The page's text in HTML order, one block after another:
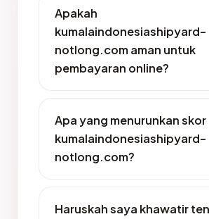
Apakah
kumalaindonesiashipyard-
notlong.com aman untuk
pembayaran online?
Apa yang menurunkan skor
kumalaindonesiashipyard-
notlong.com?
Haruskah saya khawatir